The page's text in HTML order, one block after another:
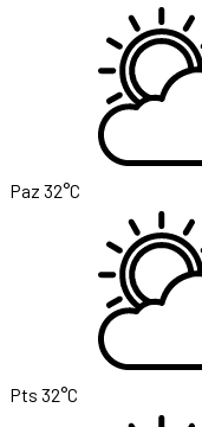
Paz 32°C
Pts 32°C